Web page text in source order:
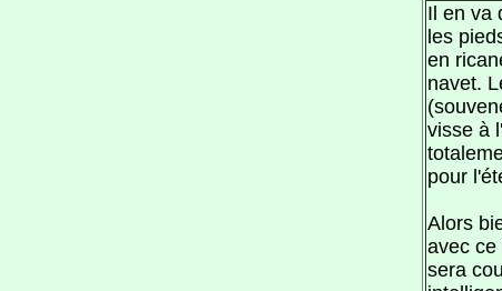
Il en va
les
en
navet.
visse à
pour
Alors
avec ce
sera